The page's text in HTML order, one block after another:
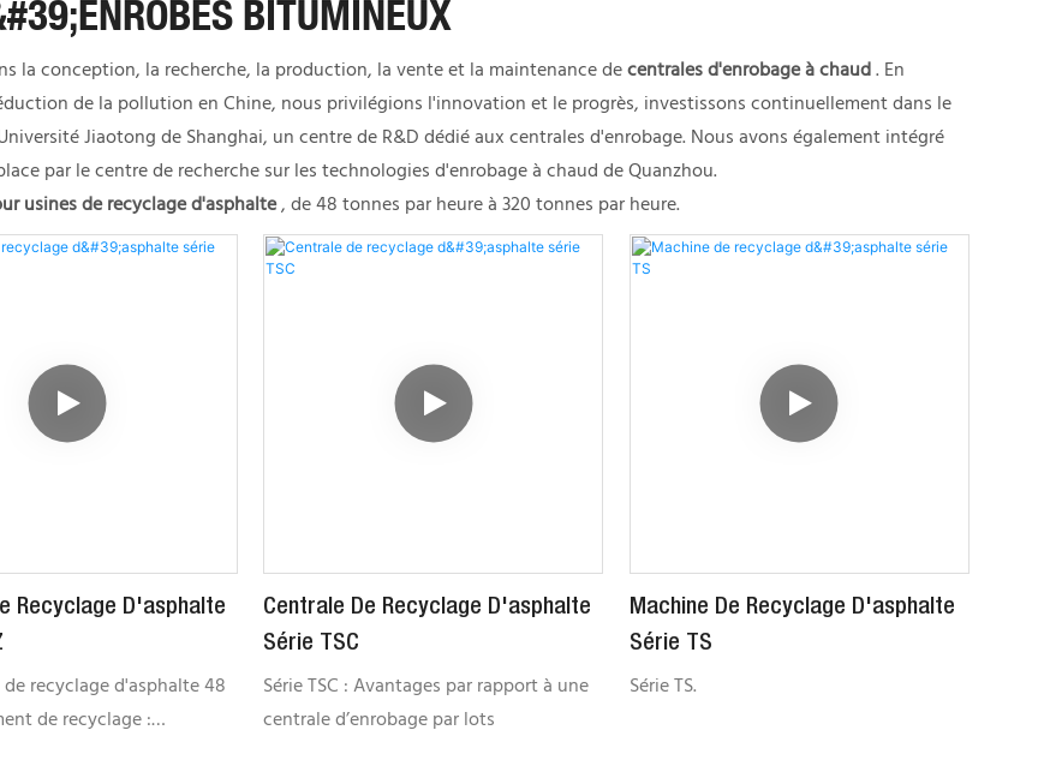
BITUMINEUX
la conception, la recherche, la production, la vente et la maintenance decentrales d'enrobage à chaud. En
de la pollution en Chine, nous privilégions l'innovation et le progrès, investissons continuellement dans le
Jiaotong de Shanghai, un centre de R&D dédié aux centrales d'enrobage. Nous avons également intégré
par le centre de recherche sur les technologies d'enrobage à chaud de Quanzhou.
usines de recyclage d'asphalte, de 48 tonnes par heure à 320 tonnes par heure.
Recyclage D'asphalte
recyclage d'asphalte 48
de recyclage :
Centrale De Recyclage D'asphalte
Série TSC
Série TSC : Avantages par rapport à une
centrale d’enrobage par lots
Machine De Recyclage D'asphalte
Série TS
Série TS.